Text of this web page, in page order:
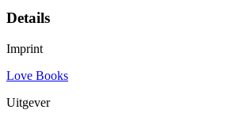
Details
Imprint
Love Books
Uitgever